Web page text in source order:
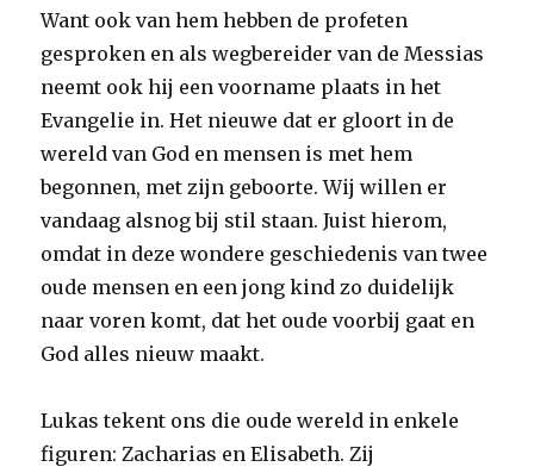
Want ook van hem hebben de profeten
gesproken en als wegbereider van de Messias
neemt ook hij een voorname plaats in het
Evangelie in. Het nieuwe dat er gloort in de
wereld van God en mensen is met hem
begonnen, met zijn geboorte. Wij willen er
vandaag alsnog bij stil staan. Juist hierom,
omdat in deze wondere geschiedenis van twee
oude mensen en een jong kind zo duidelijk
naar voren komt, dat het oude voorbij gaat en
God alles nieuw maakt.
Lukas tekent ons die oude wereld in enkele
figuren: Zacharias en Elisabeth. Zij